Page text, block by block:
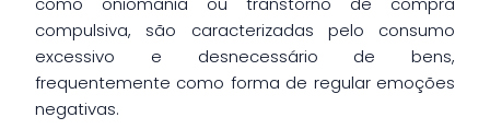
compulsiva, são caracterizadas pelo consumo
excessivo e desnecessário de bens,
frequentemente como forma de regular emoções
negativas.